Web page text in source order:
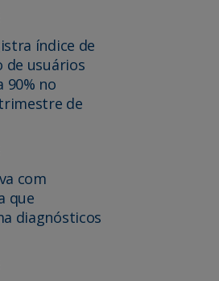
índice de
de usuários
90% no
de
com
que
diagnósticos